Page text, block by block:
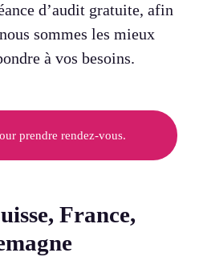
d’audit gratuite, afin
sommes les mieux
à vos besoins.
prendre rendez-vous.
France,